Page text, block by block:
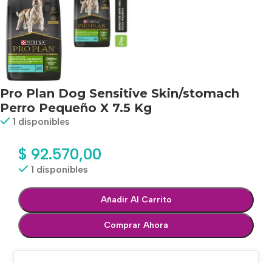
Pro Plan Dog Sensitive Skin/stomach
Perro Pequeño X 7.5 Kg
1 disponibles
$ 92.570,00
1 disponibles
Añadir Al Carrito
Comprar Ahora